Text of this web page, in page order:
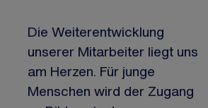
Die Weiterentwicklung
unserer Mitarbeiter liegt uns
am Herzen. Für junge
Menschen wird der Zugang